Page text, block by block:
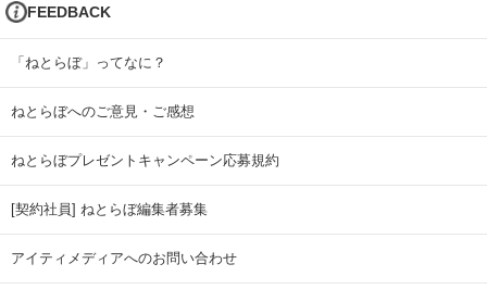
FEEDBACK
「ねとらぼ」ってなに？
ねとらぼへのご意見・ご感想
ねとらぼプレゼントキャンペーン応募規約
[契約社員] ねとらぼ編集者募集
アイティメディアへのお問い合わせ